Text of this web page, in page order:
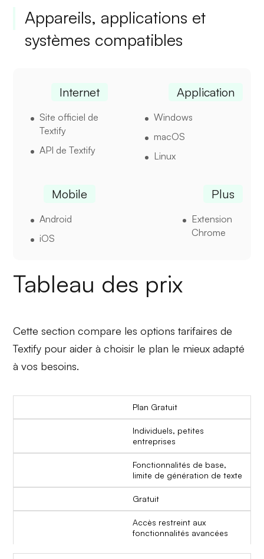
Appareils, applications et
systèmes compatibles
Internet
Site officiel de
Textify
API de Textify
Application
Windows
macOS
Linux
Mobile
Android
iOS
Plus
Extension
Chrome
Tableau des prix
Cette section compare les options tarifaires de
Textify pour aider à choisir le plan le mieux adapté
à vos besoins.
Plan Gratuit
Individuels, petites
entreprises
Fonctionnalités de base,
limite de génération de texte
Gratuit
Accès restreint aux
fonctionnalités avancées